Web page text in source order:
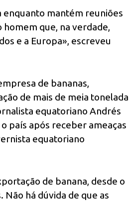
enquanto mantém reuniões
homem que, na verdade,
e a Europa», escreveu
de bananas,
de mais de meia tonelada
equatoriano Andrés
país após receber ameaças
equatoriano
de banana, desde o
há dúvida de que as